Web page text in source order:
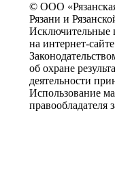
© ООО
Рязани и
Исключительные
на интернет-сайте
об охране
деятельности
Использование
правообладателя